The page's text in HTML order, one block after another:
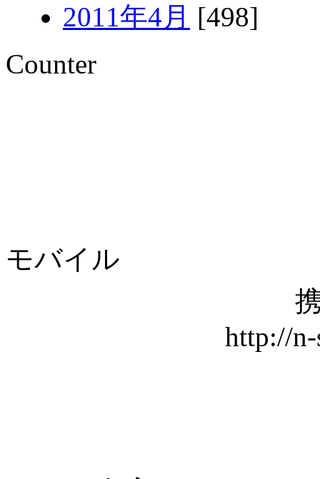
2011年4月 [498]
Counter
モバイル
http://